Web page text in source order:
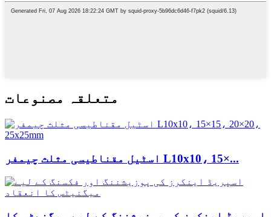
متعلقہ مصنوعات
اسٹیل مقناطیسی مثلث چیمفر L10x10، 15×...